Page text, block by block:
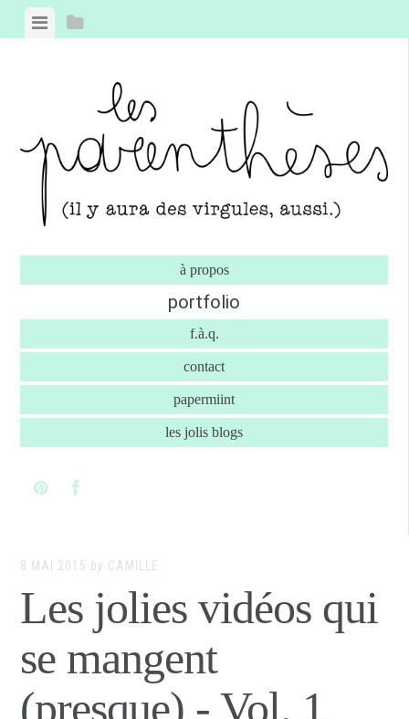
Skip to content
View menuView sidebar
à propos
portfolio
f.à.q.
contact
papermiint
les jolis blogs
8 MAI 2015 by CAMILLE
Les jolies vidéos qui
se mangent
(presque) - Vol. 1